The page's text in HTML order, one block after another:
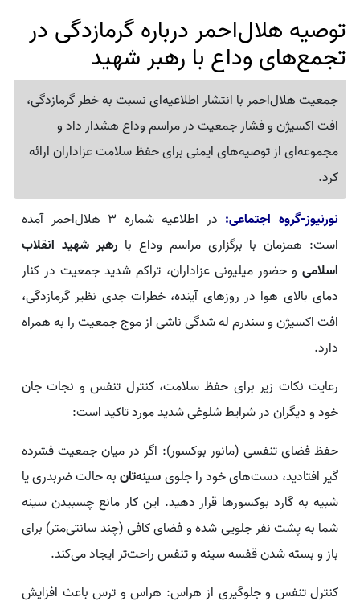
توصیه هلال‌احمر درباره گرمازدگی در
تجمع‌های وداع با رهبر شهید
جمعیت هلال‌احمر با انتشار اطلاعیه‌ای نسبت به خطر گرمازدگی،
افت اکسیژن و فشار جمعیت در مراسم وداع هشدار داد و
مجموعه‌ای از توصیه‌های ایمنی برای حفظ سلامت عزاداران ارائه
کرد.
نورنیوز-گروه اجتماعی:
در اطلاعیه شماره ۳ هلال‌احمر آمده
است: همزمان با برگزاری مراسم وداع با رهبر شهید انقلاب
اسلامی و حضور میلیونی عزاداران، تراکم شدید جمعیت در کنار
دمای بالای هوا در روزهای آینده، خطرات جدی نظیر گرمازدگی،
افت اکسیژن و سندرم له شدگی ناشی از موج جمعیت را به همراه
دارد.
رعایت نکات زیر برای حفظ سلامت، کنترل تنفس و نجات جان
خود و دیگران در شرایط شلوغی شدید مورد تاکید است:
حفظ فضای تنفسی (مانور بوکسور): اگر در میان جمعیت فشرده
گیر افتادید، دست‌های خود را جلویسینه‌تانبه حالت ضربدری یا
شبیه به گارد بوکسورها قرار دهید. این کار مانع چسبیدن سینه
شما به پشت نفر جلویی شده و فضای کافی (چند سانتی‌متر) برای
باز و بسته شدن قفسه سینه و تنفس راحت‌تر ایجاد می‌کند.
کنترل تنفس و جلوگیری از هراس: هراس و ترس باعث افزایش